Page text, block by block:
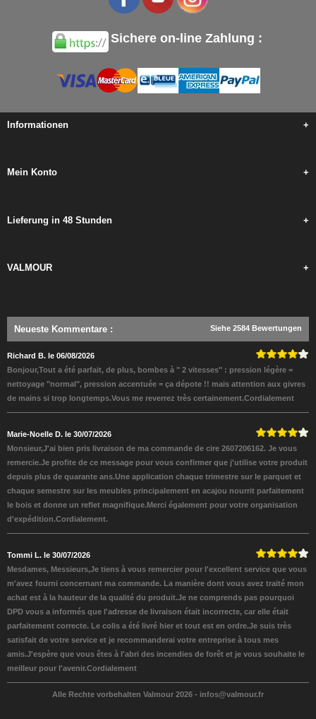
Sichere on-line Zahlung :
Informationen +
Mein Konto +
Lieferung in 48 Stunden +
VALMOUR +
Neueste Kommentare : Siehe 2584 Bewertungen
Richard B. le 06/08/2026
Bonjour,Tout a été parfait, de plus, bombes à " 2 vitesses" : pression légère =
nettoyage "normal", pression accentuée = ça dépote !! mais attention aux givres
de mains si trop longtemps.Vous me reverrez très certainement.Cordialement
Marie-Noelle D. le 30/07/2026
Monsieur,J'ai bien pris livraison de ma commande de cire 2607206162. Je vous
remercie.Je profite de ce message pour vous confirmer que j'utilise votre produit
depuis plus de quarante ans.Une application chaque trimestre sur le parquet et
chaque semestre sur les meubles principalement en acajou nourrit parfaitement
le bois et donne un reflet magnifique.Merci également pour votre organisation
d'expédition.Cordialement.
Tommi L. le 30/07/2026
Mesdames, Messieurs,Je tiens à vous remercier pour l'excellent service que vous
m'avez fourni concernant ma commande. La manière dont vous avez traité mon
achat est à la hauteur de la qualité du produit.Je ne comprends pas pourquoi
DPD vous a informés que l'adresse de livraison était incorrecte, car elle était
parfaitement correcte. Le colis a été livré hier et tout est en ordre.Je suis très
satisfait de votre service et je recommanderai votre entreprise à tous mes
amis.J'espère que vous êtes à l'abri des incendies de forêt et je vous souhaite le
meilleur pour l'avenir.Cordialement
Alle Rechte vorbehalten Valmour 2026 - infos@valmour.fr